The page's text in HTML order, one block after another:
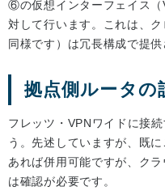
⑥の仮想インターフェイス
対して行います。これは、
同様です）は冗長構成で提
拠点側ルータの
フレッツ・VPNワイドに接
う。先述していますが、既
あれば併用可能ですが、ク
は確認が必要です。